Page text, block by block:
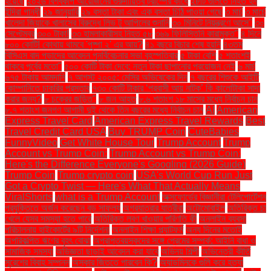
ইন্দিরা গান্ধী ২৯ জানুয়ারি ২৯ বস্তা টাকা এবং এক বস্তা চিঠি পাওয়া গেছে ৩ মার্চ ৩ মার্চে
খালেদা জিয়াকে খালাসের বিরুদ্ধে লিভ টু আপিলের শুনানি ৩০ মিনিটে নিয়ন্ত্রণে আসে" ৩০
সেপ্টেম্বর ৩০০ টাকা! ৩৩ হামলাকারীসহ নিহত ৫৮ ৩৬৯ ফিলিস্তিনি কারামুক্ত" ৪ দিনে
৮০০ কোটি! কোথায় থামবে 'পুষ্পা ২' এর আয়? ৪১ বছরে বিচার শেষ হয়নি ৪৩তম
বিসিএস বাদ পড়াদের আবেদন পুনর্বিবেচনার সভা বৃহস্পতিবার ৫ টাকা বেশি ৫ শতাংশই
থাকবে পূর্বের মতো" ৫০০ কোটি টাকা দেবে: নতুন টাকা ছাপানোর প্রয়োজন নেই ৬ মার্চ
৬৭৫ টাকায় আমদানি ৭ আগস্ট ২০০৫: মেসির অভিষেকের দিন ৭ বছরের শিশুকে আইটি
কোম্পানিতে চাকরির প্রস্তাব ৭৩০ কোটি টাকার ‘প্রবাসী আয় নাটক’ কি কালোটাকা সাদা
করার জন্য? ৮ চক্রের জড়িত" ৮ জন আহত ৮.৬ শতাংশ ১৮ মাসের মধ্যে নির্বাচন চান
৮.৭ শতাংশ জনগণ আগামী দুই থেকে তিন বছরের মধ্যে নির্বাচন চান AI American
Express Travel Card American Express Travel Rewards Best
Travel Credit Card USA Buy TRUMP Coin CuteBabies
FunnyVideo Get White House Tour Trump Account Trump
Account vs Trump Coin: Trump Account vs Trump Coin:
Here's the Difference Everyone's Googling (2026 Guide)
Trump Coin Trump crypto coin USA's World Cup Run Just
Got a Crypto Twist — Here's What That Actually Means
ViralShorts what is a Trump Account অক্সফোর্ডের বিজ্ঞানীরা টেলিপোর্টেশন
প্রযুক্তিতে অর্জন করেছেন বড় সাফল্য অগ্রযাত্রার যাত্রীরা অটোমোবাইল অতিরিক্ত চা
খেলে যেসব সমস্যা হতে পারে অতিরিক্ত লবণ খাওয়ার পরিণতি কী অনলাইন ব্যবসা
পরিচালনায় হাইকোর্টের ৯টি নির্দেশনা অনলাইন শিক্ষা প্ল্যাটফর্ম অন্য দিনের মতোই
অপরিকল্পিত ঋণের বৃহৎ বোঝা অপ্রাপ্তবয়স্কদের সঙ্গে প্রেমের সম্পর্ক: আইনি বাধা ও
সামাজিক সমস্যা অভিজ্ঞতা ছাড়াই আবেদন করা যাবে অভিনয় শিল্পী অভিনেত্রী কীর্তি
সুরেশের বিবাহ সম্পন্ন অস্কার জিততে পারবেন কি? অ্যাডমিনকে গুলি করে হত্যা